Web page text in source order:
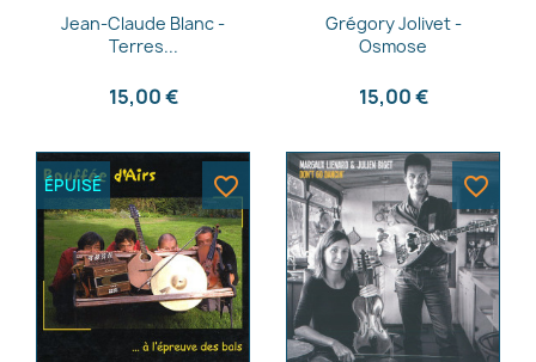
Aperçu rapide
Jean-Claude Blanc -
Terres...
15,00 €
Aperçu rapide
Grégory Jolivet -
Osmose
15,00 €
ÉPUISÉ favorite_border favorite_border